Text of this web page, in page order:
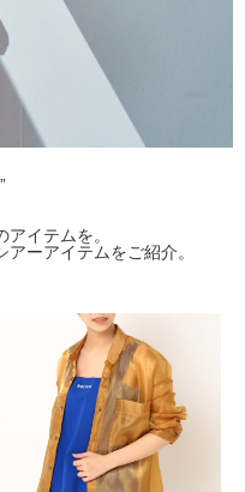
イテムを。
ーアイテムをご紹介。